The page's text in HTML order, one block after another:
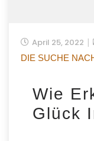
April 25, 2022
DIE SUCHE
Wie
Glück